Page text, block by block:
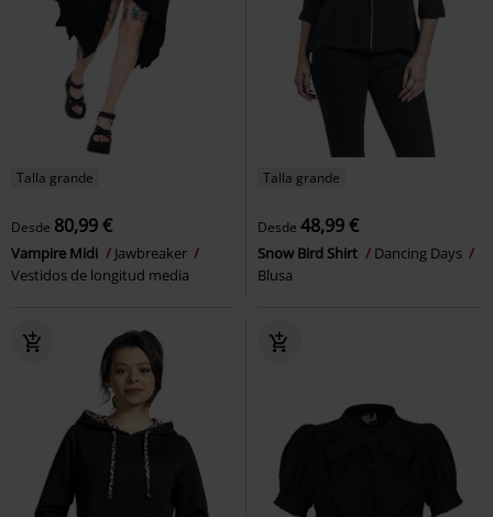
Talla grande
Desde 80,99 €
Vampire Midi
Jawbreaker
Vestidos de longitud media
Talla grande
Desde 48,99 €
Snow Bird Shirt
Dancing Days
Blusa